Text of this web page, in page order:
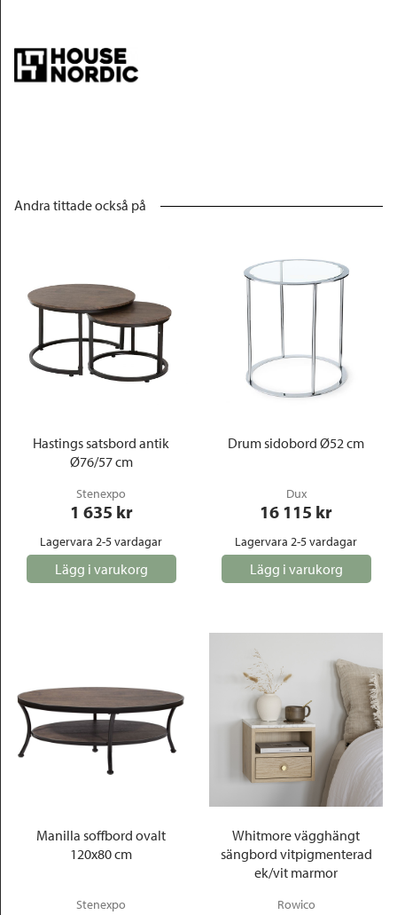
Andra tittade också på
Hastings satsbord antik
Ø76/57 cm
Stenexpo
1 635 kr
Lagervara 2-5 vardagar
Lägg i varukorg
Drum sidobord Ø52 cm
Dux
16 115 kr
Lagervara 2-5 vardagar
Lägg i varukorg
Manilla soffbord ovalt
120x80 cm
Stenexpo
Whitmore vägghängt
sängbord vitpigmenterad
ek/vit marmor
Rowico